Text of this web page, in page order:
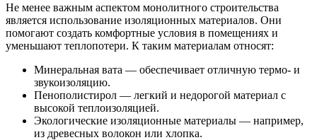
Не менее важным аспектом монолитного строительства
является использование изоляционных материалов. Они
помогают создать комфортные условия в помещениях и
уменьшают теплопотери. К таким материалам относят:
Минеральная вата — обеспечивает отличную термо- и
звукоизоляцию.
Пенополистирол — легкий и недорогой материал с
высокой теплоизоляцией.
Экологические изоляционные материалы — например,
из древесных волокон или хлопка.